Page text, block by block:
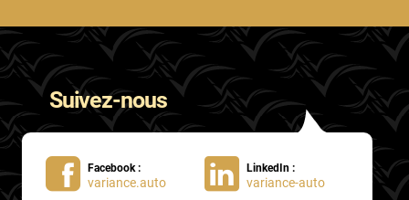
Ora
Peugeot
Plymouth
Pontiac
Suivez-nous
Facebook :
variance.auto
LinkedIn :
variance-auto